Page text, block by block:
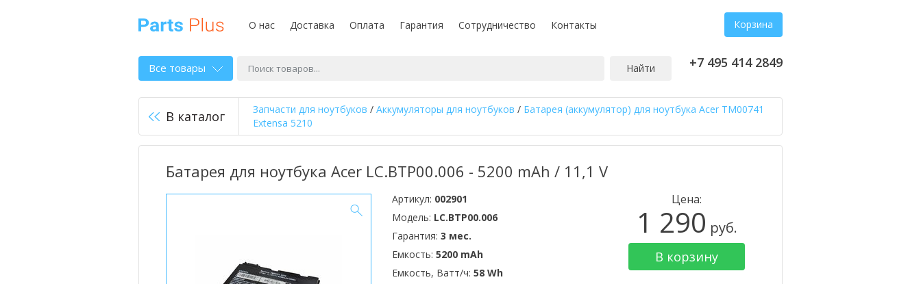
О нас Доставка Оплата Гарантия Сотрудничество Контакты Корзина
Все товары Найти +7 495 414 2849
В каталог Запчасти для ноутбуков / Аккумуляторы для ноутбуков / Батарея (аккумулятор) для ноутбука Acer TM00741
Extensa 5210
Батарея для ноутбука Acer LC.BTP00.006 - 5200 mAh / 11,1 V
Артикул: 002901
Модель: LC.BTP00.006
Гарантия: 3 мес.
Емкость: 5200 mAh
Емкость, Ватт/ч: 58 Wh
Цена:
1 290 руб.
В корзину